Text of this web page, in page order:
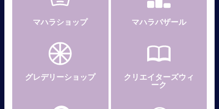
マハラショップ マハラバザール
グレデリーショップ
クリエイターズウィ
ーク